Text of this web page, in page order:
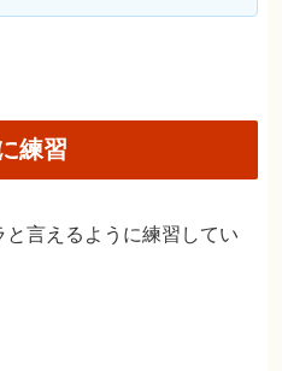
練習
言えるように練習してい